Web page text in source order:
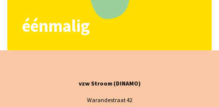
éénmalig
vzw Stroom (DINAMO)
Warandestraat 42